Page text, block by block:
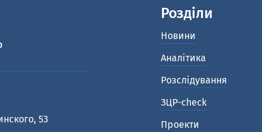
53
Розділи
Новини
Аналітика
Розслідування
ЗЦР-check
Проекти